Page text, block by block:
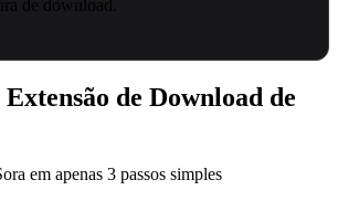
de download.
de Download de
em apenas 3 passos simples